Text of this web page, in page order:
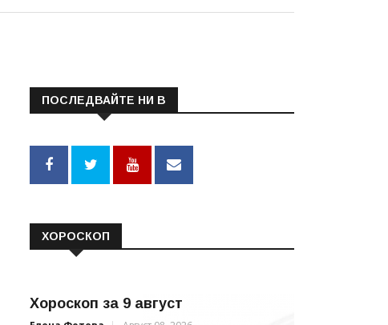
ПОСЛЕДВАЙТЕ НИ В
ХОРОСКОП
Хороскоп за 9 август